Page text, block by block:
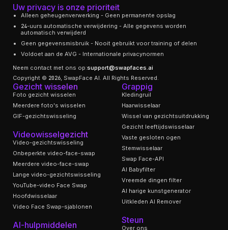
Uw privacy is onze prioriteit
Alleen geheugenverwerking - Geen permanente opslag
24-uurs automatische verwijdering - Alle gegevens worden
automatisch verwijderd
Geen gegevensmisbruik - Nooit gebruikt voor training of delen
Voldoet aan de AVG - Internationale privacynormen
Neem contact met ons op:support@swapfaces.ai
Copyright © 2026, SwapFace AI. All Rights Reserved.
Gezicht wisselen
Foto gezicht wisselen
Meerdere foto's wisselen
GIF-gezichtswisseling
Videowisselgezicht
Video-gezichtswisseling
Onbeperkte video-face-swap
Meerdere video-face-swap
Lange video-gezichtswisseling
YouTube-video Face Swap
Hoofdwisselaar
Video Face Swap-sjablonen
AI-hulpmiddelen
Grappig
Kledingruil
Haarwisselaar
Wissel van gezichtsuitdrukking
Gezicht leeftijdswisselaar
Vaste gesloten ogen
Stemwisselaar
Swap Face-API
AI Babyfilter
Vreemde dingen filter
AI harige kunstgenerator
Uitkleden AI Remover
Steun
Over ons